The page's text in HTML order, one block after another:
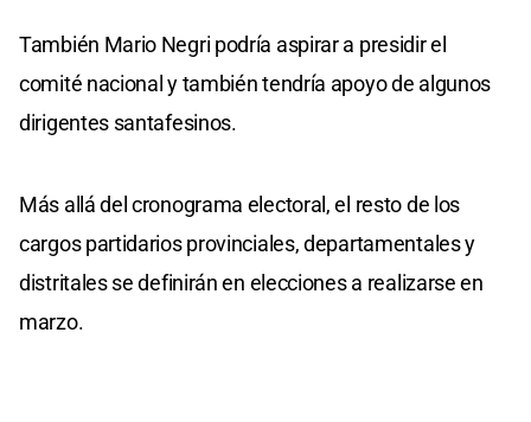
También Mario Negri podría aspirar a presidir el
comité nacional y también tendría apoyo de algunos
dirigentes santafesinos.
Más allá del cronograma electoral, el resto de los
cargos partidarios provinciales, departamentales y
distritales se definirán en elecciones a realizarse en
marzo.